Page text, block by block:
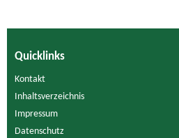
Quicklinks
Kontakt
Inhaltsverzeichnis
Impressum
Datenschutz